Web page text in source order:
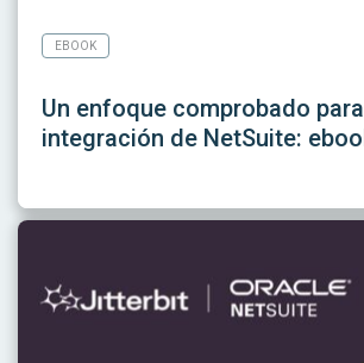
EBOOK
Un enfoque comprobado
integración de NetSuite: